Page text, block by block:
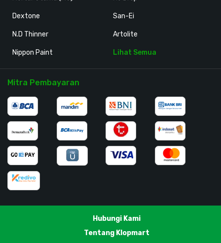
Dextone
N.D Thinner
Nippon Paint
San-Ei
Artolite
Lihat Semua
Mitra Pembayaran
Hubungi Kami
Tentang Klopmart